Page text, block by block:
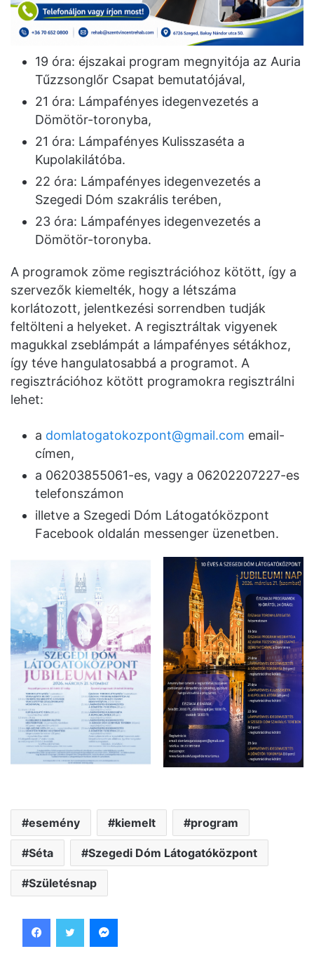
19 óra: éjszakai program megnyitója az Auria
Tűzzsonglőr Csapat bemutatójával,
21 óra: Lámpafényes idegenvezetés a
Dömötör-toronyba,
21 óra: Lámpafényes Kulisszaséta a
Kupolakilátóba.
22 óra: Lámpafényes idegenvezetés a
Szegedi Dóm szakrális terében,
23 óra: Lámpafényes idegenvezetés a
Dömötör-toronyba.
A programok zöme regisztrációhoz kötött, így a
szervezők kiemelték, hogy a létszáma
korlátozott, jelentkezési sorrendben tudják
feltölteni a helyeket. A regisztráltak vigyenek
magukkal zseblámpát a lámpafényes sétákhoz,
így téve hangulatosabbá a programot. A
regisztrációhoz kötött programokra regisztrálni
lehet:
a domlatogatokozpont@gmail.com email-
címen,
a 06203855061-es, vagy a 06202207227-es
telefonszámon
illetve a Szegedi Dóm Látogatóközpont
Facebook oldalán messenger üzenetben.
esemény kiemelt program
Séta Szegedi Dóm Látogatóközpont
Születésnap